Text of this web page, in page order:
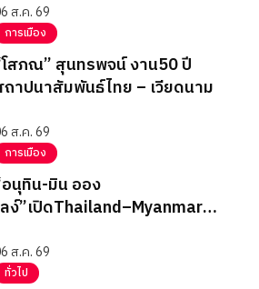
ส.ค. 69
การเมือง
สภณ” สุนทรพจน์ งาน50 ปี
าปนาสัมพันธ์ไทย – เวียดนาม
ส.ค. 69
การเมือง
นุทิน-มิน ออง
ง์”เปิดThailand–Myanmar
ส.ค. 69
ทั่วไป